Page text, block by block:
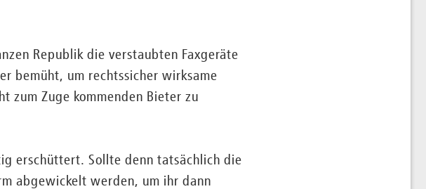
Republik die verstaubten Faxgeräte
bemüht, um rechtssicher wirksame
zum Zuge kommenden Bieter zu
erschüttert. Sollte denn tatsächlich die
abgewickelt werden, um ihr dann